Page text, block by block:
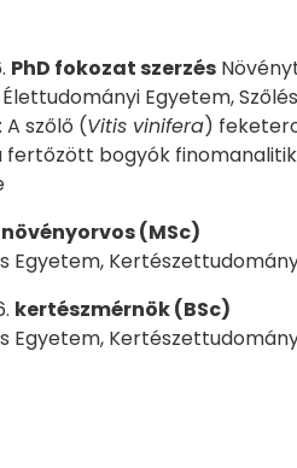
PhD fokozat szerzés
Egyetem,
szőlő (Vitis vinifera)
fertőzött bogyók
növényorvos (MSc)
Egyetem,
kertészmérnök (BSc)
Egyetem,